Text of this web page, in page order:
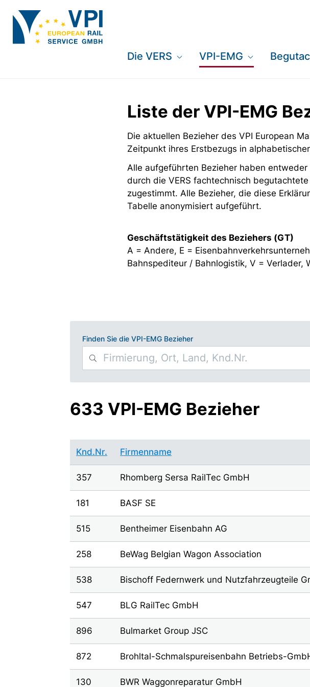
Die VERS VPI-EMG
Liste der VPI-EMG
Die aktuellen Bezieher des VPI European
Zeitpunkt ihres Erstbezugs in
Alle aufgeführten Bezieher haben
durch die VERS fachtechnisch
zugestimmt. Alle Bezieher, die diese
Tabelle anonymisiert aufgeführt.
Geschäftstätigkeit des Beziehers (GT)
A = Andere, E =
Bahnspediteur / Bahnlogistik, V = Verlader,
Finden Sie die VPI-EMG Bezieher
633 VPI-EMG Bezieher
Knd.Nr. Firmenname
357 Rhomberg Sersa RailTec GmbH
181 BASF SE
515 Bentheimer Eisenbahn AG
258 BeWag Belgian Wagon Association
538 Bischoff Federnwerk und Nutzfahrzeugteile
547 BLG RailTec GmbH
896 Bulmarket Group JSC
872 Brohltal-Schmalspureisenbahn Betriebs-
130 BWR Waggonreparatur GmbH